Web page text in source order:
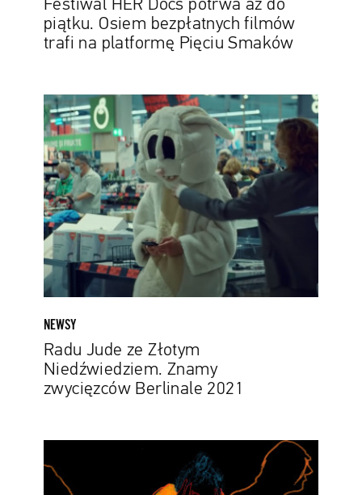
Pięciu
Smaków
Festiwal HER Docs potrwa aż do
piątku. Osiem bezpłatnych filmów
trafi na platformę Pięciu Smaków
Radu
Jude
ze
Złotym
Niedźwiedziem.
Znamy
zwycięzców
Berlinale
2021
NEWSY
Radu Jude ze Złotym
Niedźwiedziem. Znamy
zwycięzców Berlinale 2021
oczami
reżyserek.